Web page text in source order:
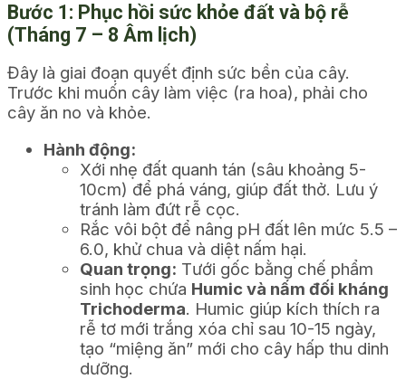
Bước 1: Phục hồi sức khỏe đất và bộ rễ
(Tháng 7 – 8 Âm lịch)
Đây là giai đoạn quyết định sức bền của cây.
Trước khi muốn cây làm việc (ra hoa), phải cho
cây ăn no và khỏe.
Hành động:
Xới nhẹ đất quanh tán (sâu khoảng 5-
10cm) để phá váng, giúp đất thở. Lưu ý
tránh làm đứt rễ cọc.
Rắc vôi bột để nâng pH đất lên mức 5.5 –
6.0, khử chua và diệt nấm hại.
Quan trọng: Tưới gốc bằng chế phẩm
sinh học chứa Humic và nấm đối kháng
Trichoderma. Humic giúp kích thích ra
rễ tơ mới trắng xóa chỉ sau 10-15 ngày,
tạo “miệng ăn” mới cho cây hấp thu dinh
dưỡng.